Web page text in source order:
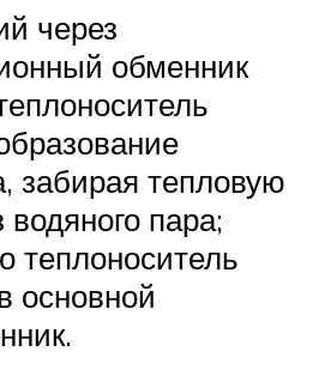
через
обменник
забирая тепловую
пара;
теплоноситель
основной